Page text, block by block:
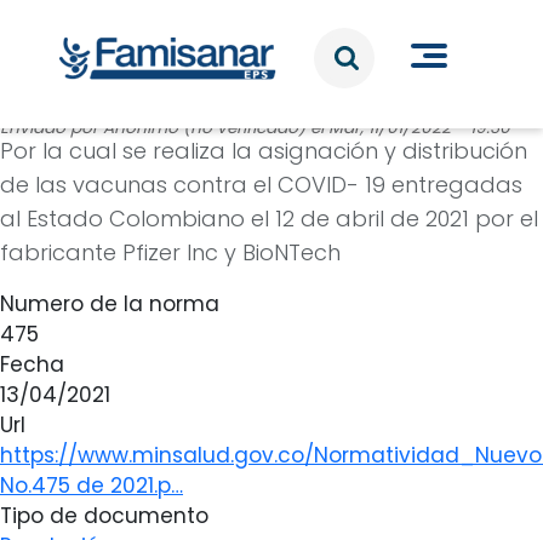
Enviado porAnónimo (no verificado)elMar, 11/01/2022 - 19:30
Por la cual se realiza la asignación y distribución
de las vacunas contra el COVID- 19 entregadas
al Estado Colombiano el 12 de abril de 2021 por el
fabricante Pfizer Inc y BioNTech
Numero de la norma
475
Fecha
13/04/2021
Url
https://www.minsalud.gov.co/Normatividad_Nuevo/
No.475 de 2021.p…
Tipo de documento